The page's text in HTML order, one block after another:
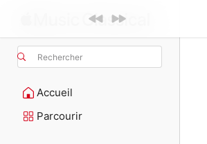
Rechercher
Accueil
Parcourir